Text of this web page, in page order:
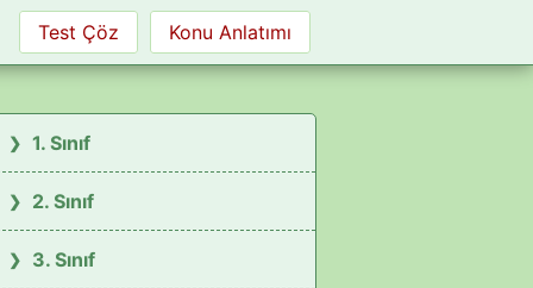
Test Çöz Konu Anlatımı
1. Sınıf
2. Sınıf
3. Sınıf